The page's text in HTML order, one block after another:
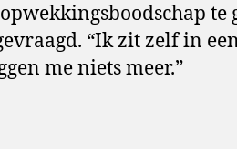
te
“Ik zit zelf in
me niets meer.”